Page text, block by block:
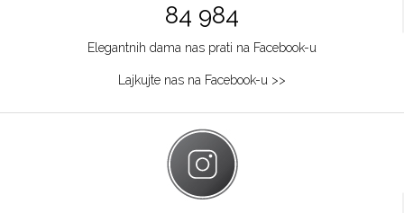
84 984
Elegantnih dama nas prati na Facebook-u
Lajkujte nas na Facebook-u >>